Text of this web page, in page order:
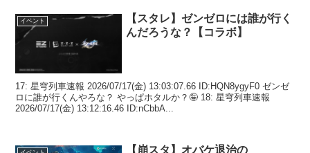
イベント
【スタレ】ゼンゼロには誰が行く
んだろうな？【コラボ】
17: 星穹列車速報 2026/07/17(金) 13:03:07.66 ID:HQN8ygyF0 ゼンゼ
ロに誰が行くんやろな？ やっぱホタルか？🤪 18: 星穹列車速報
2026/07/17(金) 13:12:16.46 ID:nCbbA...
【崩スタ】オバケ退治の